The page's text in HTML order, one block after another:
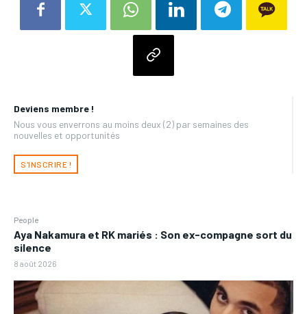
Deviens membre !
Nous vous enverrons au moins deux (2) par semaines des
nouvelles et opportunités
S'INSCRIRE !
People
Aya Nakamura et RK mariés : Son ex-compagne sort du
silence
8 août 2026